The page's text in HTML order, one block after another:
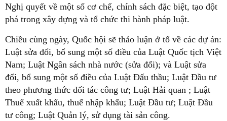
Nghị quyết về một số cơ chế, chính sách đặc biệt, tạo đột
phá trong xây dựng và tổ chức thi hành pháp luật.
Chiều cùng ngày, Quốc hội sẽ thảo luận ở tổ về các dự án:
Luật sửa đổi, bổ sung một số điều của Luật Quốc tịch Việt
Nam; Luật Ngân sách nhà nước (sửa đổi); và Luật sửa
đổi, bổ sung một số điều của Luật Đấu thầu; Luật Đầu tư
theo phương thức đối tác công tư; Luật Hải quan ; Luật
Thuế xuất khẩu, thuế nhập khẩu; Luật Đầu tư; Luật Đầu
tư công; Luật Quản lý, sử dụng tài sản công.